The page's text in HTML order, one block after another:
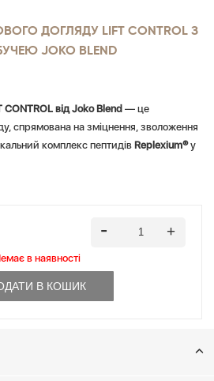
ДОГЛЯДУ LIFT CONTROL З
JOKO BLEND
CONTROL від Joko Blend — це
спрямована на зміцнення, зволоження
комплекс пептидів Replexium®у
чорним чаєм комбуча, гіалуроновою
та еластину, допомагають зменшити
сліди втоми та роблять шкіру
сяючою.
ранкового та вечірнього догляду.
в наявностi
В КОШИК